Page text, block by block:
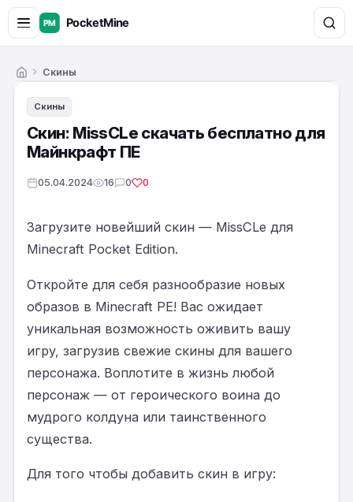
ГлавнаяСкины
Скины
Скин: MissCLe скачать бесплатно для
Майнкрафт ПЕ
05.04.2024 16 0 0
Загрузите новейший скин — MissCLe для
Minecraft Pocket Edition.
Откройте для себя разнообразие новых
образов в Minecraft PE! Вас ожидает
уникальная возможность оживить вашу
игру, загрузив свежие скины для вашего
персонажа. Воплотите в жизнь любой
персонаж — от героического воина до
мудрого колдуна или таинственного
существа.
Для того чтобы добавить скин в игру: